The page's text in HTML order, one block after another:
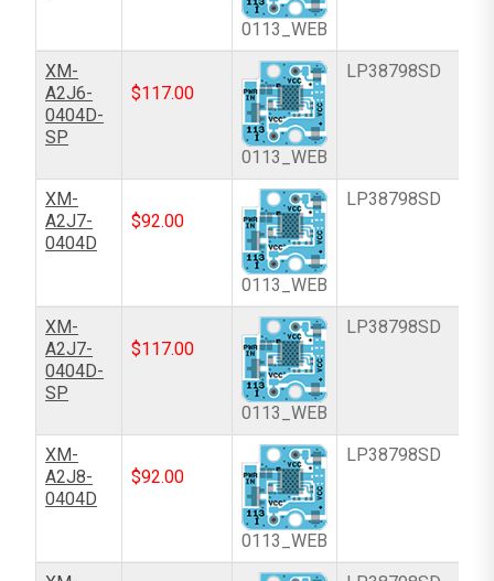
0113_WEB
XM-
A2J6-
0404D-
SP
$117.00
0113_WEB
LP38798SD
XM-
A2J7-
0404D
$92.00
0113_WEB
LP38798SD
XM-
A2J7-
0404D-
SP
$117.00
0113_WEB
LP38798SD
XM-
A2J8-
0404D
$92.00
0113_WEB
LP38798SD